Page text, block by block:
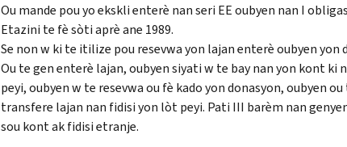
Ou mande pou yo ekskli enterè nan seri EE oubyen nan I
Etazini te fè sòti aprè ane 1989.
Se non w ki te itilize pou resevwa yon lajan enterè oubyen yon
Ou te gen enterè lajan, oubyen siyati w te bay nan yon kont ki
peyi, oubyen w te resevwa ou fè kado yon donasyon, oubyen
transfere lajan nan fidisi yon lòt peyi. Pati III barèm nan
sou kont ak fidisi etranje.